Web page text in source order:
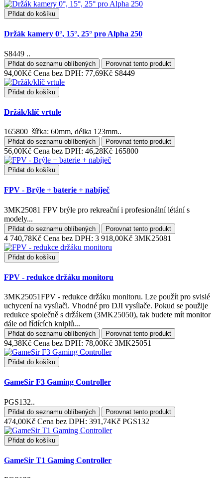
Přidat do košíku
Držák kamery 0°, 15°, 25° pro Alpha 250
S8449 ..
Přidat do seznamu oblíbených Porovnat tento produkt
94,00Kč Cena bez DPH: 77,69Kč S8449
Přidat do košíku
Držák/klíč vrtule
165800 šířka: 60mm, délka 123mm..
Přidat do seznamu oblíbených Porovnat tento produkt
56,00Kč Cena bez DPH: 46,28Kč 165800
Přidat do košíku
FPV - Brýle + baterie + nabíječ
3MK25081 FPV brýle pro rekreační i profesionální létání s
modely...
Přidat do seznamu oblíbených Porovnat tento produkt
4 740,78Kč Cena bez DPH: 3 918,00Kč 3MK25081
Přidat do košíku
FPV - redukce držáku monitoru
3MK25051FPV - redukce držáku monitoru. Lze použít pro svislé
uchycení na vysílači. Vhodné pro DJI vysílače. Pokud se použije
redukce společně s držákem (3MK25050), tak budete mít monitor
dále od řídících kniplů...
Přidat do seznamu oblíbených Porovnat tento produkt
94,38Kč Cena bez DPH: 78,00Kč 3MK25051
Přidat do košíku
GameSir F3 Gaming Controller
PGS132..
Přidat do seznamu oblíbených Porovnat tento produkt
474,00Kč Cena bez DPH: 391,74Kč PGS132
Přidat do košíku
GameSir T1 Gaming Controller